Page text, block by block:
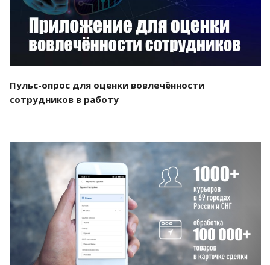
Пульс-опрос для оценки вовлечённости
сотрудников в работу
Смотреть проект